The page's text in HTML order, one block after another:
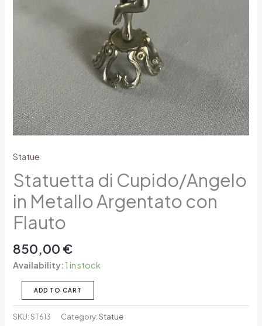
Statue
Statuetta di Cupido/Angelo
in Metallo Argentato con
Flauto
850,00 €
Availability:1 in stock
ADD TO CART
SKU:ST613 Category:Statue